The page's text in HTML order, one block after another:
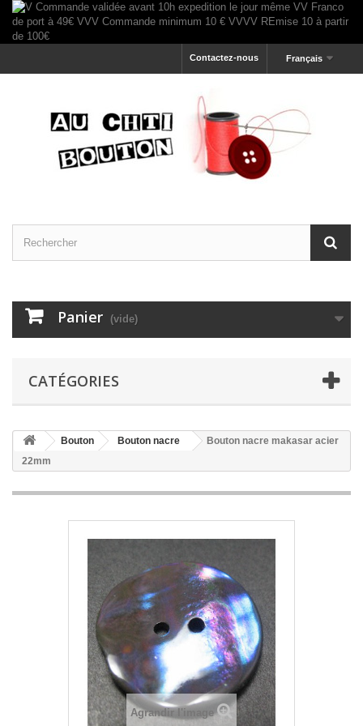
Français
Contactez-nous
Panier (vide)
CATÉGORIES
Bouton Bouton nacre
Bouton nacre makasar acier
22mm
Agrandir l'image